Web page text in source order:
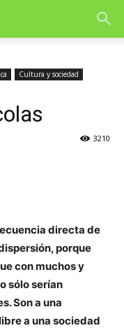
Cultura y sociedad
3210
directa de
porque
con muchos y
sólo serían
Son a una
a una sociedad